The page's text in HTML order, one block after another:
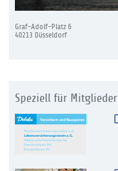
Graf-Adolf-Platz 6
40213 Düsseldorf
Speziell für Mitglieder